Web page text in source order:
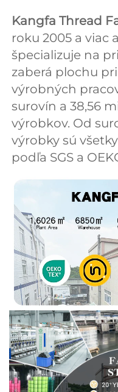
Kangfa Thread
roku 2005 a viac
špecializuje na
zaberá plochu
výrobných
surovín a 38,56
výrobkov. Od
výrobky sú
podľa SGS a